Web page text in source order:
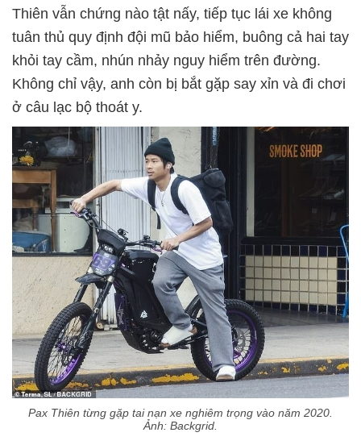
Thiên vẫn chứng nào tật nấy, tiếp tục lái xe không
tuân thủ quy định đội mũ bảo hiểm, buông cả hai tay
khỏi tay cầm, nhún nhảy nguy hiểm trên đường.
Không chỉ vậy, anh còn bị bắt gặp say xỉn và đi chơi
ở câu lạc bộ thoát y.
Pax Thiên từng gặp tai nạn xe nghiêm trọng vào năm 2020.
Ảnh: Backgrid.